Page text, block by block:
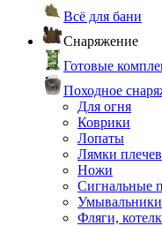
Всё для бани
Снаряжение
Готовые
Походное
Для огня
Коврики
Лопаты
Лямки
Ножи
Сигнальные
Умывальники
Фляги,